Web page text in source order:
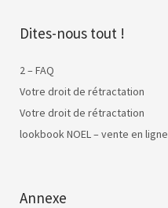
Dites-nous tout !
2 – FAQ
Votre droit de rétractation
Votre droit de rétractation
lookbook NOEL – vente en ligne
Annexe